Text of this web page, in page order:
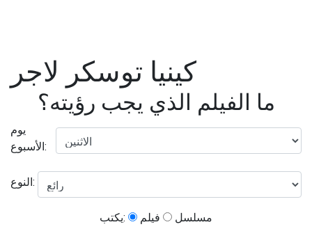
كينيا توسكر لاجر
ما الفيلم الذي يجب رؤيته؟
يوم
الأسبوع:
النوع:
يكتب: فيلم مسلسل